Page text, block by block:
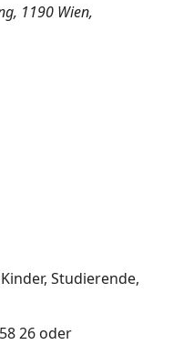
1190 Wien,
Studierende,
26 oder